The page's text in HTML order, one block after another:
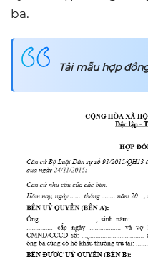
ba.
Tải mẫu hợp